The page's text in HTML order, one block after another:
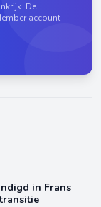
De
account
in Frans